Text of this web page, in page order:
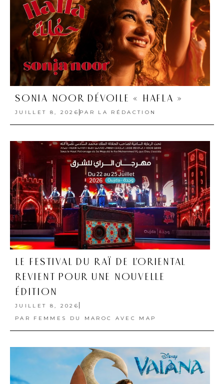
SONIA NOOR DÉVOILE « HAFLA »
JUILLET 8, 2026 PAR LA RÉDACTION
LE FESTIVAL DU RAÏ DE L’ORIENTAL
REVIENT POUR UNE NOUVELLE
ÉDITION
JUILLET 8, 2026
PAR
FEMMES DU MAROC AVEC MAP